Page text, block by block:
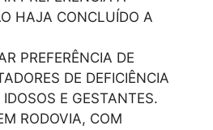
HAJA CONCLUÍDO A
PREFERÊNCIA DE
DE DEFICIÊNCIA
E GESTANTES.
RODOVIA, COM